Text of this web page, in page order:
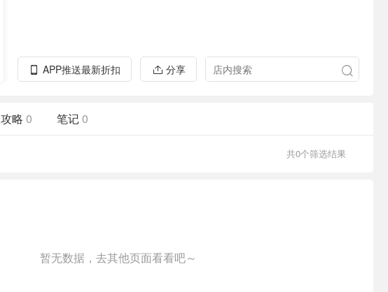
APP推送最新折扣 分享
攻略 0 笔记0
共0个筛选结果
暂无数据，去其他页面看看吧～